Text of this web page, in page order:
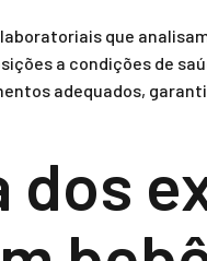
que
a condições de
adequados,